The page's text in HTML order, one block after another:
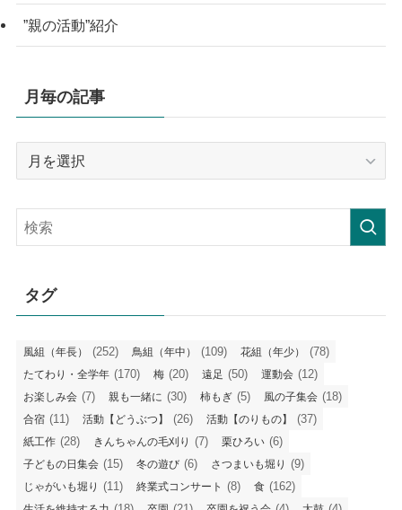
”親の活動”紹介
月毎の記事
記
タグ
風組（年長） (252) 鳥組（年中） (109) 花組（年少） (78)
たてわり・全学年 (170) 梅 (20) 遠足 (50) 運動会 (12)
お楽しみ会 (7) 親も一緒に (30) 柿もぎ (5) 風の子集会 (18)
合宿 (11) 活動【どうぶつ】 (26) 活動【のりもの】 (37)
紙工作 (28) きんちゃんの毛刈り (7) 栗ひろい (6)
子どもの日集会 (15) 冬の遊び (6) さつまいも堀り (9)
じゃがいも堀り (11) 終業式コンサート (8) 食 (162)